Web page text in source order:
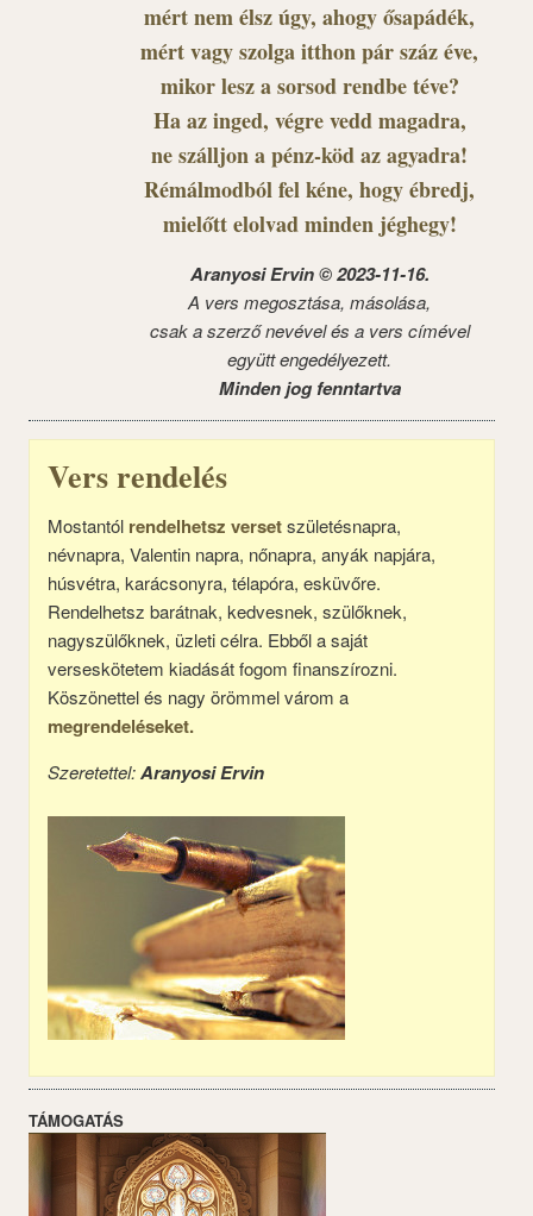
mért nem élsz úgy, ahogy ősapádék,
mért vagy szolga itthon pár száz éve,
mikor lesz a sorsod rendbe téve?
Ha az inged, végre vedd magadra,
ne szálljon a pénz-köd az agyadra!
Rémálmodból fel kéne, hogy ébredj,
mielőtt elolvad minden jéghegy!
Aranyosi Ervin © 2023-11-16.
A vers megosztása, másolása,
csak a szerző nevével és a vers címével
együtt engedélyezett.
Minden jog fenntartva
Vers rendelés
Mostantól rendelhetsz versetszületésnapra,
névnapra, Valentin napra, nőnapra, anyák napjára,
húsvétra, karácsonyra, télapóra, esküvőre.
Rendelhetsz barátnak, kedvesnek, szülőknek,
nagyszülőknek, üzleti célra. Ebből a saját
verseskötetem kiadását fogom finanszírozni.
Köszönettel és nagy örömmel várom a
megrendeléseket.
Szeretettel:Aranyosi Ervin
TÁMOGATÁS